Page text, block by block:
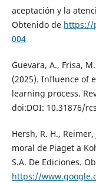
aceptación y la
Obtenido de https://
004
Guevara, A., Frisa,
(2025). Influence of
learning process.
doi:DOI: 10.31876/
Hersh, R. H.,
moral de Piaget a
S.A. De Ediciones.
https://